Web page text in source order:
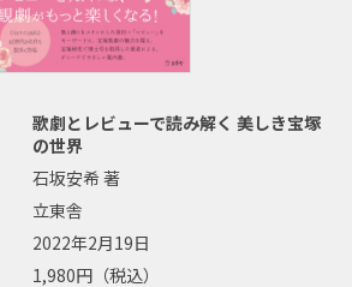
歌劇とレビューで読み解く 美しき宝塚
の世界
石坂安希 著
立東舎
2022年2月19日
1,980円（税込）